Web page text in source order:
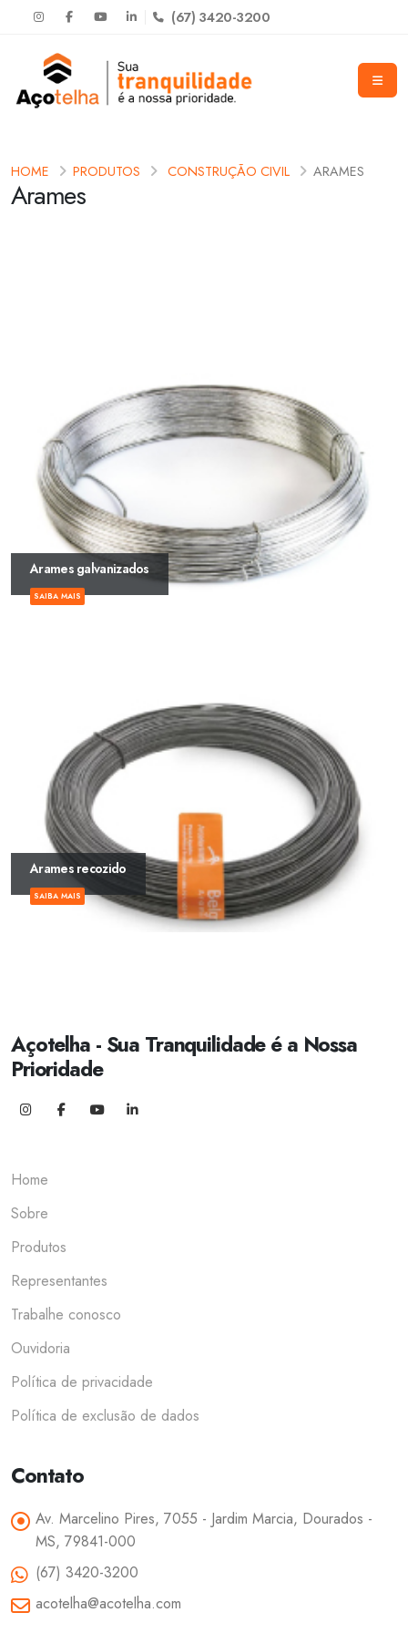
(67) 3420-3200
Arames
HOME PRODUTOS CONSTRUÇÃO CIVIL ARAMES
Arames galvanizados
SAIBA MAIS
Arames recozido
SAIBA MAIS
Açotelha - Sua Tranquilidade é a Nossa
Prioridade
Home
Sobre
Produtos
Representantes
Trabalhe conosco
Ouvidoria
Política de privacidade
Política de exclusão de dados
Contato
Av. Marcelino Pires, 7055 - Jardim Marcia, Dourados -
MS, 79841-000
(67) 3420-3200
acotelha@acotelha.com